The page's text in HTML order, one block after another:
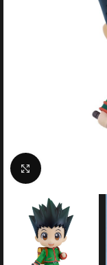
Click to enlarge